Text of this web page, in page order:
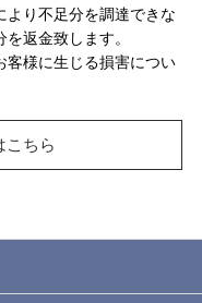
より不足分を調達できな
返金致します。
客様に生じる損害につい
こちら